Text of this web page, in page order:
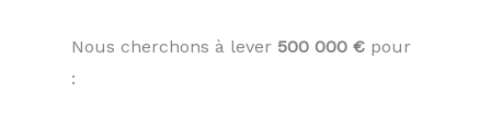
Nous cherchons à lever 500 000 € pour
: